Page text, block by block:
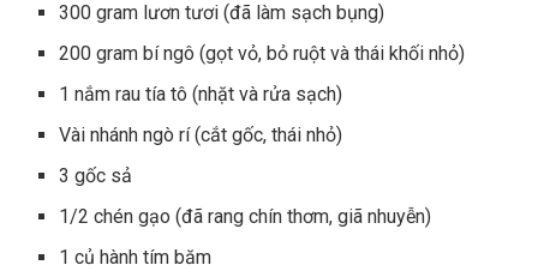
300 gram lươn tươi (đã làm sạch bụng)
200 gram bí ngô (gọt vỏ, bỏ ruột và thái khối nhỏ)
1 nắm rau tía tô (nhặt và rửa sạch)
Vài nhánh ngò rí (cắt gốc, thái nhỏ)
3 gốc sả
1/2 chén gạo (đã rang chín thơm, giã nhuyễn)
1 củ hành tím băm